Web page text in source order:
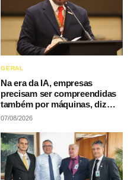
GERAL
Na era da IA, empresas
precisam ser compreendidas
também por máquinas, diz
LAQI
07/08/2026